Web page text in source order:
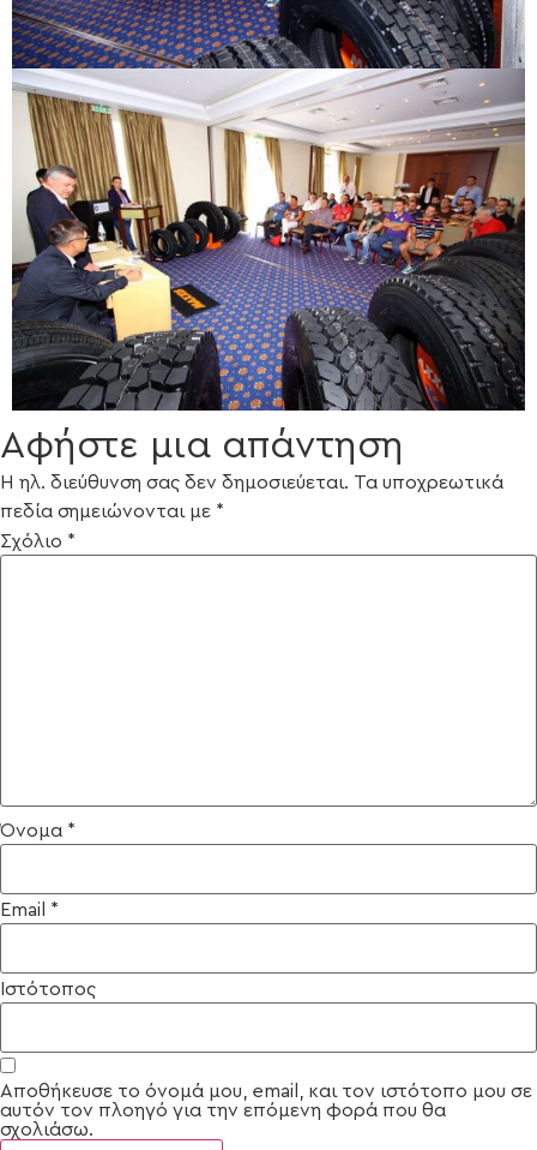
Αφήστε μια απάντηση
Η ηλ. διεύθυνση σας δεν δημοσιεύεται. Τα υποχρεωτικά
πεδία σημειώνονται με *
Σχόλιο *
Όνομα *
Email *
Ιστότοπος
Αποθήκευσε το όνομά μου, email, και τον ιστότοπο μου σε
αυτόν τον πλοηγό για την επόμενη φορά που θα
σχολιάσω.